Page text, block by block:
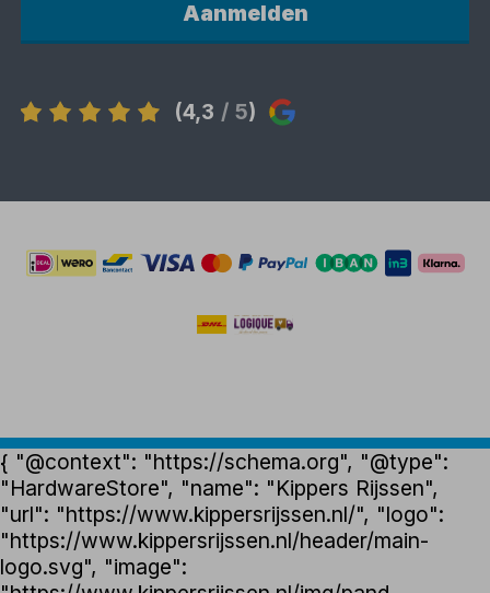
Aanmelden
(4,3 / 5)
{ "@context": "https://schema.org", "@type":
"HardwareStore", "name": "Kippers Rijssen",
"url": "https://www.kippersrijssen.nl/", "logo":
"https://www.kippersrijssen.nl/header/main-
logo.svg", "image":